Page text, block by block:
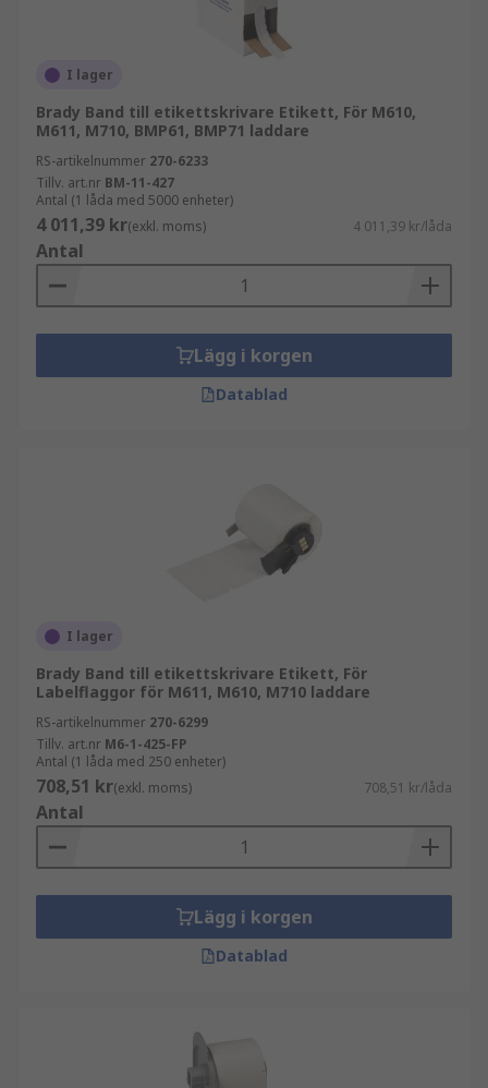
I lager
Brady Band till etikettskrivare Etikett, För M610,
M611, M710, BMP61, BMP71 laddare
RS-artikelnummer 270-6233
Tillv. art.nr BM-11-427
Antal (1 låda med 5000 enheter)
4 011,39 kr(exkl. moms) 4 011,39 kr/låda
Antal
Lägg i korgen
Datablad
I lager
Brady Band till etikettskrivare Etikett, För
Labelflaggor för M611, M610, M710 laddare
RS-artikelnummer 270-6299
Tillv. art.nr M6-1-425-FP
Antal (1 låda med 250 enheter)
708,51 kr(exkl. moms) 708,51 kr/låda
Antal
Lägg i korgen
Datablad